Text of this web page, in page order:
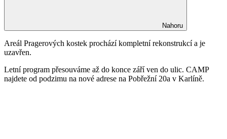
Nahoru
Areál Pragerových kostek prochází kompletní rekonstrukcí a je
uzavřen.
Letní program přesouváme až do konce září ven do ulic. CAMP
najdete od podzimu na nové adrese na Pobřežní 20a v Karlíně.